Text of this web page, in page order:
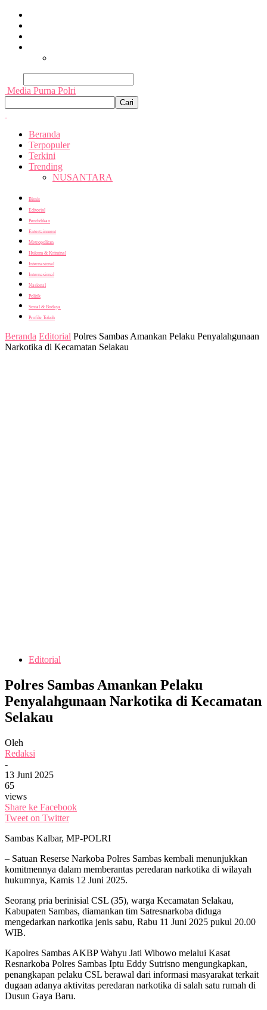
Media Purna Polri
Beranda
Terpopuler
Terkini
Trending
NUSANTARA
Bisnis
Editorial
Pendidikan
Entertainment
Metropolitan
Hukum & Kriminal
Internasional
Internasional
Nasional
Politik
Sosial & Budaya
Profile Tokoh
Beranda Editorial Polres Sambas Amankan Pelaku Penyalahgunaan
Narkotika di Kecamatan Selakau
Editorial
Polres Sambas Amankan Pelaku
Penyalahgunaan Narkotika di Kecamatan
Selakau
Oleh
Redaksi
-
13 Juni 2025
65
views
Share ke Facebook
Tweet on Twitter
Sambas Kalbar, MP-POLRI
– Satuan Reserse Narkoba Polres Sambas kembali menunjukkan
komitmennya dalam memberantas peredaran narkotika di wilayah
hukumnya, Kamis 12 Juni 2025.
Seorang pria berinisial CSL (35), warga Kecamatan Selakau,
Kabupaten Sambas, diamankan tim Satresnarkoba diduga
mengedarkan narkotika jenis sabu, Rabu 11 Juni 2025 pukul 20.00
WIB.
Kapolres Sambas AKBP Wahyu Jati Wibowo melalui Kasat
Resnarkoba Polres Sambas Iptu Eddy Sutrisno mengungkapkan,
penangkapan pelaku CSL berawal dari informasi masyarakat terkait
dugaan adanya aktivitas peredaran narkotika di salah satu rumah di
Dusun Gaya Baru.